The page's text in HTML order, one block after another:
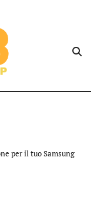
per il tuo Samsung